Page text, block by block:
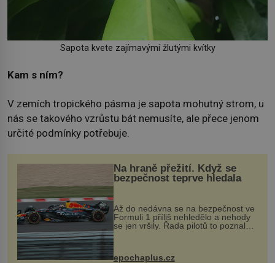
Sapota kvete zajímavými žlutými kvítky
Kam s ním?
V zemích tropického pásma je sapota mohutný strom, u
nás se takového vzrůstu bát nemusíte, ale přece jenom
určité podmínky potřebuje.
Na hraně přežití. Když se
bezpečnost teprve hledala
Až do nedávna se na bezpečnost ve
Formuli 1 příliš nehledělo a nehody
se jen vršily. Řada pilotů to poznala
na vlastní kůži, často s trvalými
následky nebo bohužel i ztrátou
života. Dnes nepochopiteln...
epochaplus.cz